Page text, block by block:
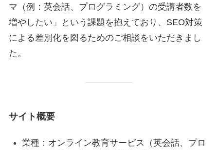
マ（例：英会話、プログラミング）の受講者数を
増やしたい」という課題を抱えており、SEO対策
による差別化を図るためのご相談をいただきまし
た。
サイト概要
業種：オンライン教育サービス（英会話、プロ